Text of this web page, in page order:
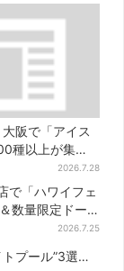
大阪で「アイス
種以上が集
タダ券が当たる
2026.7.28
で「ハワイフェ
数量限定ドー
2026.7.25
トプール”3選…